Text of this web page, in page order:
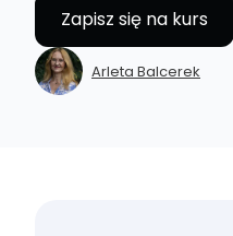
Zapisz się na kurs
Arleta Balcerek